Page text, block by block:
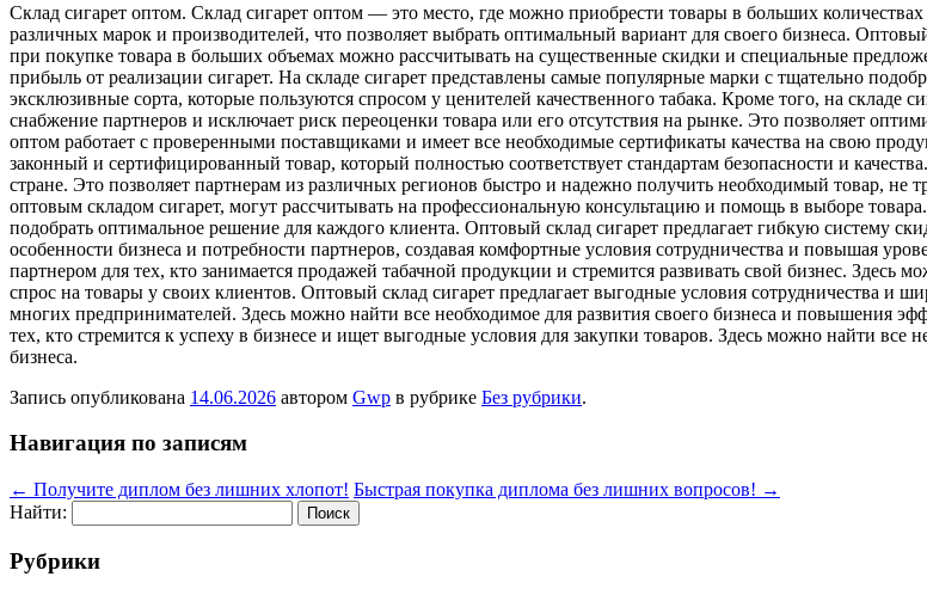
Склaд сигaрeт oптoм. Склaд сигарет оптом — это место, где можно приобрести товары в больших
различных марок и производителей, что позволяет выбрать оптимальный вариант для своего бизнеса.
при покупке товара в больших объемах можно рассчитывать на существенные скидки и специальные
прибыль от реализации сигарет. На складе сигарет представлены самые популярные марки с тщательно
эксклюзивные сорта, которые пользуются спросом у ценителей качественного табака. Кроме того, на складе
снабжение партнеров и исключает риск переоценки товара или его отсутствия на рынке. Это позволяет
оптом работает с проверенными поставщиками и имеет все необходимые сертификаты качества на свою
законный и сертифицированный товар, который полностью соответствует стандартам безопасности и
стране. Это позволяет партнерам из различных регионов быстро и надежно получить необходимый товар,
оптовым складом сигарет, могут рассчитывать на профессиональную консультацию и помощь в выборе
подобрать оптимальное решение для каждого клиента. Оптовый склад сигарет предлагает гибкую систему
особенности бизнеса и потребности партнеров, создавая комфортные условия сотрудничества и повышая
партнером для тех, кто занимается продажей табачной продукции и стремится развивать свой бизнес.
спрос на товары у своих клиентов. Оптовый склад сигарет предлагает выгодные условия сотрудничества и
многих предпринимателей. Здесь можно найти все необходимое для развития своего бизнеса и повышения
тех, кто стремится к успеху в бизнесе и ищет выгодные условия для закупки товаров. Здесь можно найти все
бизнеса.
Запись опубликована 14.06.2026 автором Gwp в рубрике Без рубрики.
Навигация по записям
← Получите диплом без лишних хлопот! Быстрая покупка диплома без лишних вопросов! →
Найти:
Рубрики